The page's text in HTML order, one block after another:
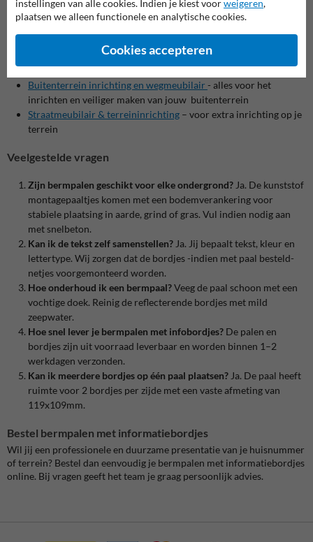
Bevestigingsmiddelen– alles voor het stevig monteren van al
jouw informatie- en verkeersborden
Buitenterrein inrichting en wegmeubilair - alles voor het
inrichten en veiliger maken van jouw buitenterrein
Straatmeubilair & terreininrichting – voor extra inrichting op je
terrein
Veelgestelde vragen
Zijn bermpalen geschikt voor elke ondergrond? Ja. De kunststof
montagepaaltjes komen met een bodemverankering voor
stabiele plaatsing in aarde, grind of gras. Vul indien nodig aan
met snelbeton.
Kan ik de tekst zelf samenstellen? Ja. Jij bepaalt tekst, kleur en
lettertype. Wij zorgen dat de bordjes -indien met paal besteld-
netjes voorgemonteerd worden.
Hoe onderhoud ik een bermpaal?Veeg de paal schoon met een
vochtige doek. Reinig de reflecterende bordjes met mild
zeepwater.
Hoe snel lever je bermpalen met info­bordjes? De palen en
bordjes zijn uit voorraad leverbaar en worden binnen 1–2
werkdagen verzonden.
Kan ik meerdere bordjes op één paal plaatsen? Ja. De paal heeft
ruimte voor 2 bordjes per zijde met een vaste afmeting van
119x109mm.
Bestel bermpalen met informatiebordjes
Wil jij een professionele en duurzame presentatie van je huisnummer
of terrein? Bestel dan eenvoudig je bermpalen met informatiebordjes
online. Bij vragen geeft het team je graag persoonlijk advies.
instellingen van alle cookies. Indien je kiest voorweigeren,
plaatsen we alleen functionele en analytische cookies.
Cookies accepteren